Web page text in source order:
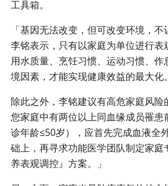
工具箱。
「基因无法改变，但可改变环境，不
李铭表示，只有以家庭为单位进行表
用水质量、烹饪习惯、运动习惯、
境因素，才能实现健康效益的最大化。
除此之外，李铭建议有高危家庭风险
您家庭中有两位以上同血缘成员罹患
诊年龄≤50岁），应首先完成血液全
础上，再寻求功能医学团队制定家庭
养表观调控』方案。」